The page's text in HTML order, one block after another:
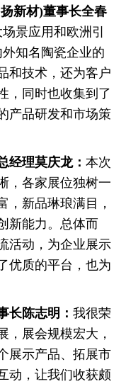
新材)董事长全春
景应用和欧洲引
知名陶瓷企业的
和技术，还为客户
，同时也收集到了
产品研发和市场策
经理莫庆龙：本次
，各家展位独树一
，新品琳琅满目，
新能力。总体而
活动，为企业展示
优质的平台，也为
长陈志明：我很荣
，展会规模宏大，
展示产品、拓展市
动，让我们收获颇